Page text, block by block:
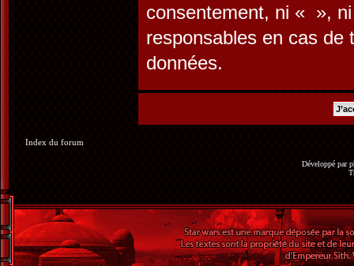
consentement, ni « »,
responsables en cas de
données.
Index du forum
Développé par